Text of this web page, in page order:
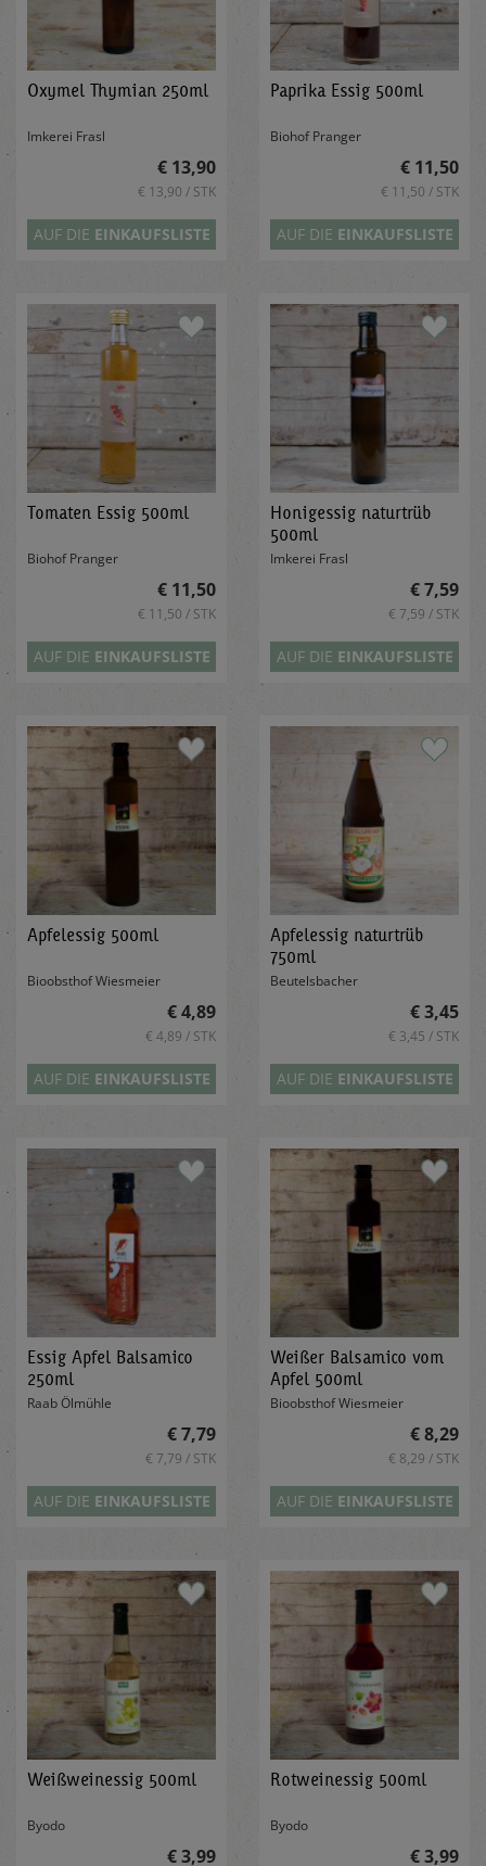
Oxymel Thymian 250ml
Imkerei Frasl
€ 13,90
€ 13,90 / STK
AUF DIE EINKAUFSLISTE
Paprika Essig 500ml
Biohof Pranger
€ 11,50
€ 11,50 / STK
AUF DIE EINKAUFSLISTE
Tomaten Essig 500ml
Biohof Pranger
€ 11,50
€ 11,50 / STK
AUF DIE EINKAUFSLISTE
Honigessig naturtrüb
500ml
Imkerei Frasl
€ 7,59
€ 7,59 / STK
AUF DIE EINKAUFSLISTE
Apfelessig 500ml
Bioobsthof Wiesmeier
€ 4,89
€ 4,89 / STK
AUF DIE EINKAUFSLISTE
Apfelessig naturtrüb
750ml
Beutelsbacher
€ 3,45
€ 3,45 / STK
AUF DIE EINKAUFSLISTE
Essig Apfel Balsamico
250ml
Raab Ölmühle
€ 7,79
€ 7,79 / STK
AUF DIE EINKAUFSLISTE
Weißer Balsamico vom
Apfel 500ml
Bioobsthof Wiesmeier
€ 8,29
€ 8,29 / STK
AUF DIE EINKAUFSLISTE
Weißweinessig 500ml
Byodo
€ 3,99
Rotweinessig 500ml
Byodo
€ 3,99